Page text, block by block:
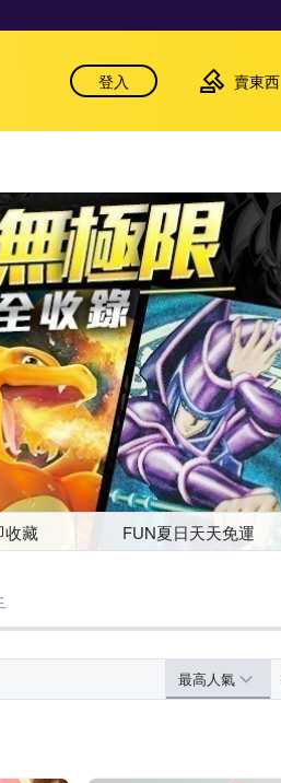
登入 賣東西
收藏 FUN夏日天天免運
最高人氣